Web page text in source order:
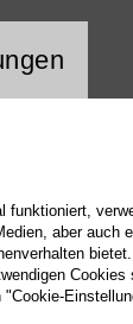
funktioniert,
aber auch